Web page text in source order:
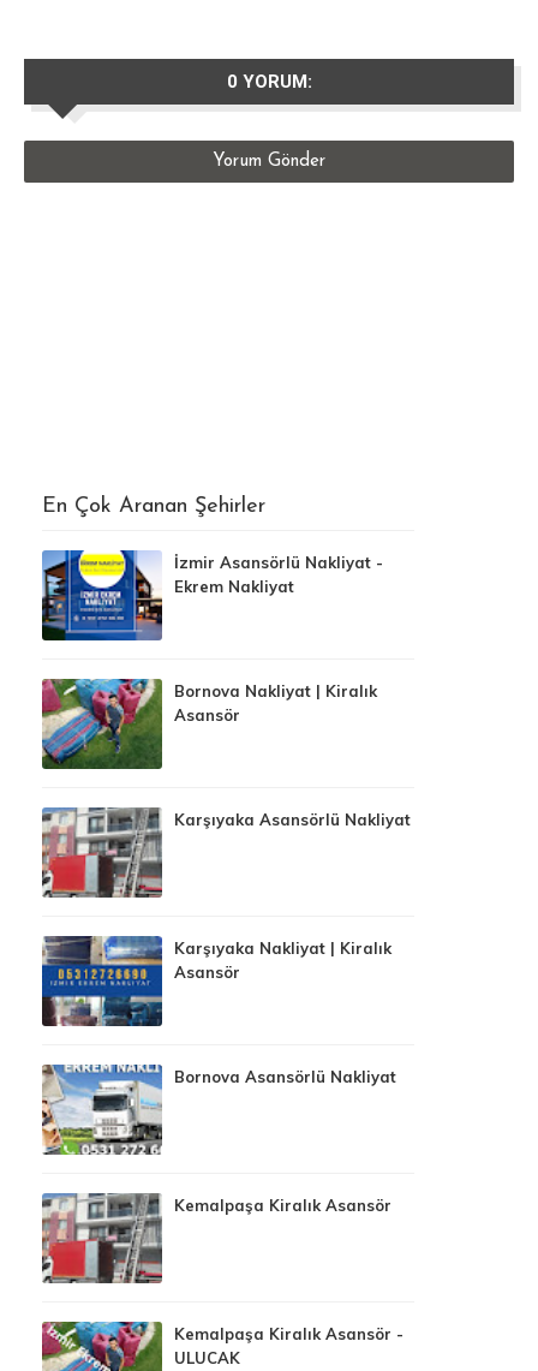
0 YORUM:
Yorum Gönder
En Çok Aranan Şehirler
İzmir Asansörlü Nakliyat -
Ekrem Nakliyat
Bornova Nakliyat | Kiralık
Asansör
Karşıyaka Asansörlü Nakliyat
Karşıyaka Nakliyat | Kiralık
Asansör
Bornova Asansörlü Nakliyat
Kemalpaşa Kiralık Asansör
Kemalpaşa Kiralık Asansör -
ULUCAK